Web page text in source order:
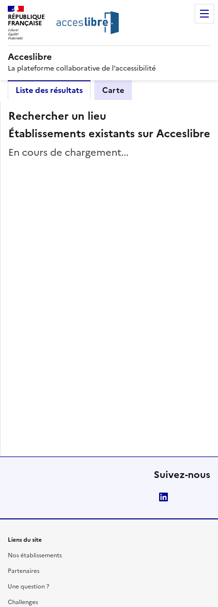
RÉPUBLIQUE
FRANÇAISE
Acceslibre
La plateforme collaborative de l’accessibilité
Liste des résultats Carte
Rechercher un lieu
Établissements existants sur Acceslibre
En cours de chargement...
Suivez-nous
Liens du site
Nos établissements
Partenaires
Une question ?
Challenges